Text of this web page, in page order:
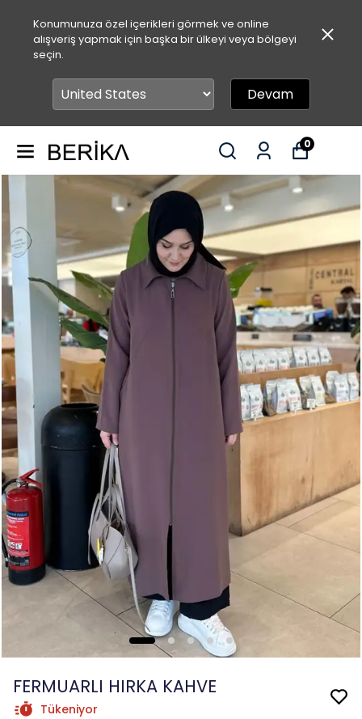
Konumunuza özel içerikleri görmek ve online
alışveriş yapmak için başka bir ülkeyi veya bölgeyi
seçin.
Devam
0
FERMUARLI HIRKA KAHVE
Tükeniyor